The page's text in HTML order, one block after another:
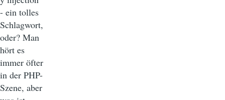
- ein tolles
Schlagwort,
oder? Man
hört es
immer öfter
in der PHP-
Szene, aber